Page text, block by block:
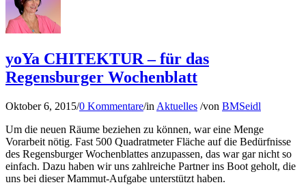
yoYa CHITEKTUR – für das
Regensburger Wochenblatt
Oktober 6, 2015/0 Kommentare/in Aktuelles /von BMSeidl
Um die neuen Räume beziehen zu können, war eine Menge
Vorarbeit nötig. Fast 500 Quadratmeter Fläche auf die Bedürfnisse
des Regensburger Wochenblattes anzupassen, das war gar nicht so
einfach. Dazu haben wir uns zahlreiche Partner ins Boot geholt, die
uns bei dieser Mammut-Aufgabe unterstützt haben.